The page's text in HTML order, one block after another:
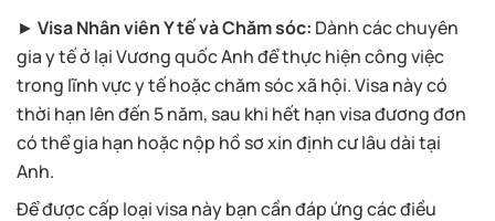
► Visa Nhân viên Y tế và Chăm sóc: Dành các chuyên
gia y tế ở lại Vương quốc Anh để thực hiện công việc
trong lĩnh vực y tế hoặc chăm sóc xã hội. Visa này có
thời hạn lên đến 5 năm, sau khi hết hạn visa đương đơn
có thể gia hạn hoặc nộp hồ sơ xin định cư lâu dài tại
Anh.
Để được cấp loại visa này bạn cần đáp ứng các điều